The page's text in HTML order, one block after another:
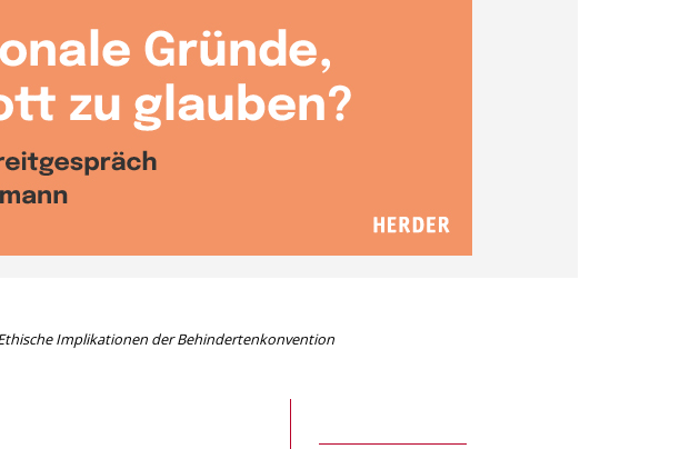
Implikationen der Behindertenkonvention